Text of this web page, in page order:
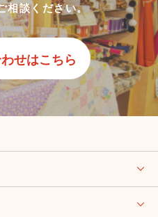
相談ください。
せはこちら